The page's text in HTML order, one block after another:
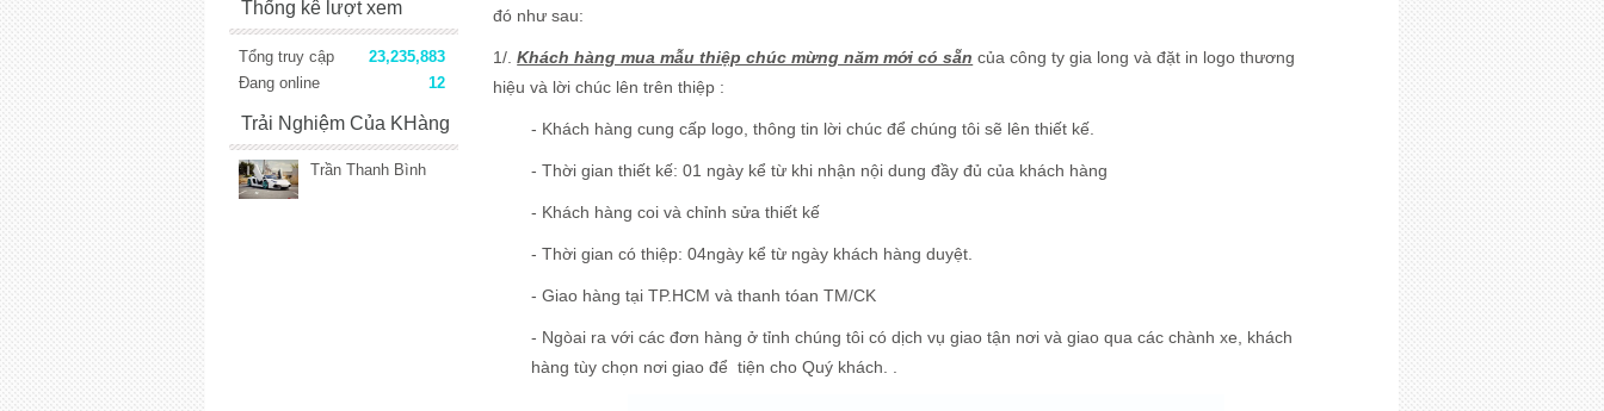
đó như sau:
1/.Khách hàng mua mẫu thiệp chúc mừng năm mới có sẵn của công ty gia long và đặt in logo thương
hiệu và lời chúc lên trên thiệp :
- Khách hàng cung cấp logo, thông tin lời chúc để chúng tôi sẽ lên thiết kế.
- Thời gian thiết kế: 01 ngày kể từ khi nhận nội dung đầy đủ của khách hàng
- Khách hàng coi và chỉnh sửa thiết kế
- Thời gian có thiệp: 04ngày kể từ ngày khách hàng duyệt.
- Giao hàng tại TP.HCM và thanh tóan TM/CK
- Ngòai ra với các đơn hàng ở tỉnh chúng tôi có dịch vụ giao tận nơi và giao qua các chành xe, khách
hàng tùy chọn nơi giao để tiện cho Quý khách. .
Thống kê lượt xem
Tổng truy cập
23,235,883
Đang online
12
Trải Nghiệm Của KHàng
Trần Thanh Bình